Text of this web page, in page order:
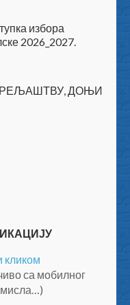
избора
2026_2027.
ДОЊИ
кликом
са мобилног